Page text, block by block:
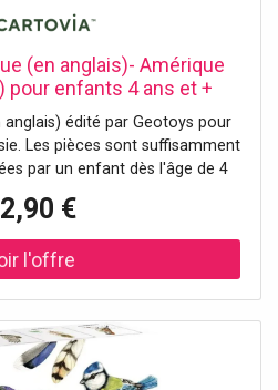
(en anglais)- Amérique
pour enfants 4 ans et +
Geotoys
anglais) édité par Geotoys pour
Les pièces sont suffisamment
par un enfant dès l'âge de 4
réelle des pays. Cette
enfants de développer leurs
compris la connaissance, la
en soi améliore également la
fabriqué en Allemagne, à partir
du puzzle assemblé :
x 43,2 cm.
€